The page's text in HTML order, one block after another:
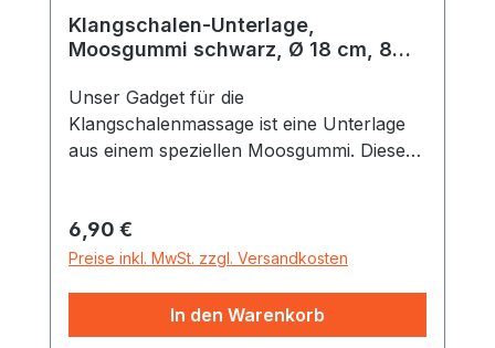
Klangschalen-Unterlage,
Moosgummi schwarz, Ø 18 cm, 8
Unser Gadget für die
Klangschalenmassage ist eine Unterlage
aus einem speziellen Moosgummi. Dieses
schrägem Winkel auf dem Körper
positionieren 2. Das Moosgummi überträgt
Körper 3. Das Moosgummi isoliert und die
Klangschale muss nicht vorgewärmt
Regulärer Preis:
6,90 €
Preise inkl. MwSt. zzgl. Versandkosten
In den Warenkorb